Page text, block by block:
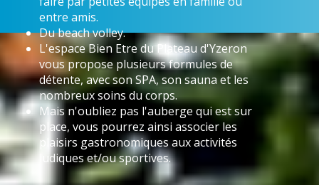
entre amis.
Du beach volley.
L'espace Bien Etre du Plateau d'Yzeron
vous propose plusieurs formules de
détente, avec son SPA, son sauna et les
nombreux soins du corps.
Mais n'oubliez pas l'auberge qui est sur
place, vous pourrez ainsi associer les
plaisirs gastronomiques aux activités
ludiques et/ou sportives.